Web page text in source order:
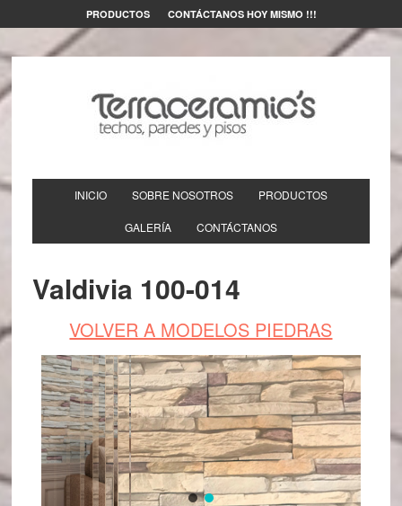
PRODUCTOS CONTÁCTANOS HOY MISMO !!!
INICIO SOBRE NOSOTROS PRODUCTOS
GALERÍA CONTÁCTANOS
Valdivia 100-014
VOLVER A MODELOS PIEDRAS